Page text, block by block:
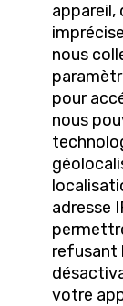
appareil,
nous
pour
nous
adresse
refusant
votre